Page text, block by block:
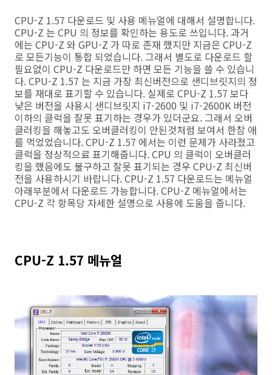
CPU-Z 1.57 다운로드 및 사용 메뉴얼에 대해서 설명합니다.
CPU-Z 는 CPU 의 정보를 확인하는 용도로 쓰입니다. 과거
에는 CPU-Z 와 GPU-Z 가 따로 존재 했지만 지금은 CPU-Z
로 모든기능이 통합 되었습니다. 그래서 별도로 다운로드 할
필요없이 CPU-Z 다운로드만 하면 모든 기능을 쓸 수 있습니
다. CPU-Z 1.57 는 지금 가장 최신버전으로 샌디브릿지의 정
보를 재대로 표기할 수 있습니다. 실제로 CPU-Z 1.57 보다
낮은 버전을 사용시 샌디브릿지 i7-2600 및 i7-2600K 버전
이하의 클럭을 잘못 표기하는 경우가 있더군요. 그래서 오버
클러킹을 해놓고도 오버클러킹이 안된것처럼 보여서 한참 애
를 먹었었습니다. CPU-Z 1.57 에서는 이런 문제가 사라졌고
클럭을 정상적으료 표기해줍니다. CPU 의 클럭이 오버클러
킹을 했음에도 불구하고 잘못 표기되는 경우 CPU-Z 최신버
전을 사용하시기 바랍니다. CPU-Z 1.57 다운로드는 메뉴얼
아래부분에서 다운로드 가능합니다. CPU-Z 메뉴얼에서는
CPU-Z 각 항목당 자세한 설명으로 사용에 도움을 줍니다.
CPU-Z 1.57 메뉴얼